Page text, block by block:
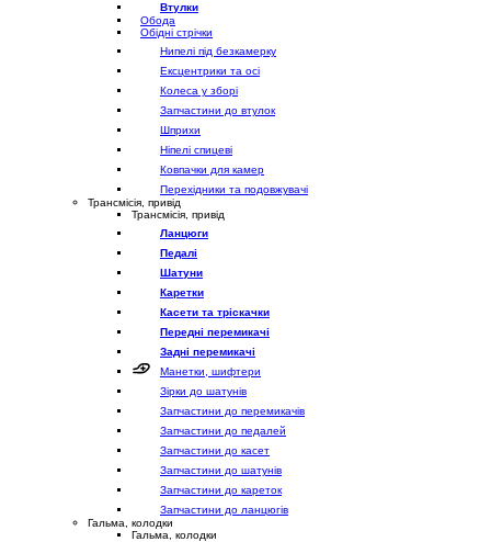
Втулки
Обода
Обідні стрічки
Нипелі під безкамерку
Ексцентрики та осі
Колеса у зборі
Запчастини до втулок
Шприхи
Ніпелі спицеві
Ковпачки для камер
Перехідники та подовжувачі
Трансмісія, привід
Трансмісія, привід
Ланцюги
Педалі
Шатуни
Каретки
Касети та тріскачки
Передні перемикачі
Задні перемикачі
Манетки, шифтери
Зірки до шатунів
Запчастини до перемикачів
Запчастини до педалей
Запчастини до касет
Запчастини до шатунів
Запчастини до кареток
Запчастини до ланцюгів
Гальма, колодки
Гальма, колодки